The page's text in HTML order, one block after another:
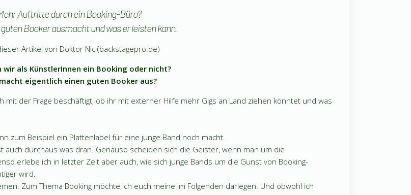
Auftritte durch ein Booking-Büro?
Booker ausmacht und was er leisten kann.
Artikel von Doktor Nic (backstagepro.de)
wir als KünstlerInnen ein Booking oder nicht?
eigentlich einen guten Booker aus?
der Frage beschäftigt, ob ihr mit externer Hilfe mehr Gigs an Land ziehen könntet und was
zum Beispiel ein Plattenlabel für eine junge Band noch macht.
durchaus was dran. Genauso scheiden sich die Geister, wenn man um die
erlebe ich in letzter Zeit aber auch, wie sich junge Bands um die Gunst von Booking-
wird.
Zum Thema Booking möchte ich euch meine im Folgenden darlegen. Und obwohl ich